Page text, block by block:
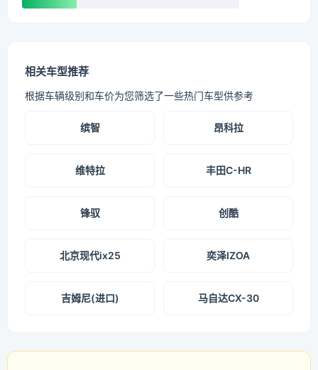
相关车型推荐
根据车辆级别和车价为您筛选了一些热门车型供参考
缤智 昂科拉
维特拉 丰田C-HR
锋驭 创酷
北京现代ix25 奕泽IZOA
吉姆尼(进口) 马自达CX-30